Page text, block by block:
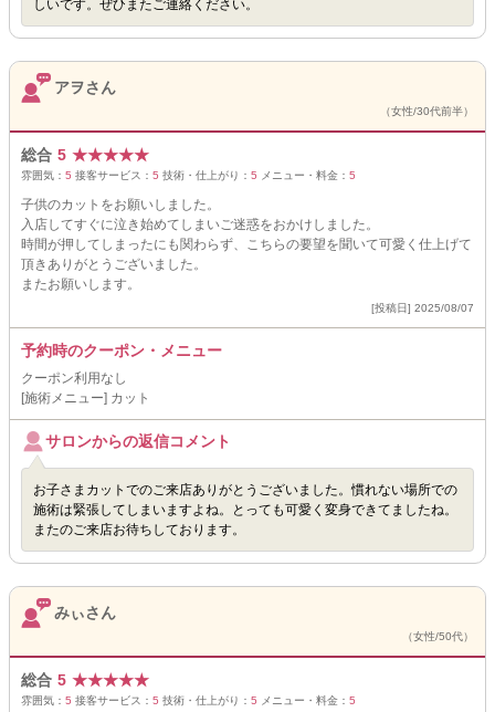
しいです。ぜひまたご連絡ください。
アヲさん
（女性/30代前半）
総合 5 ★★★★★
雰囲気： 5 接客サービス： 5 技術・仕上がり： 5 メニュー・料金： 5
子供のカットをお願いしました。
入店してすぐに泣き始めてしまいご迷惑をおかけしました。
時間が押してしまったにも関わらず、こちらの要望を聞いて可愛く仕上げて
頂きありがとうございました。
またお願いします。
[投稿日] 2025/08/07
予約時のクーポン・メニュー
クーポン利用なし
[施術メニュー] カット
サロンからの返信コメント
お子さまカットでのご来店ありがとうございました。慣れない場所での
施術は緊張してしまいますよね。とっても可愛く変身できてましたね。
またのご来店お待ちしております。
みぃさん
（女性/50代）
総合 5 ★★★★★
雰囲気： 5 接客サービス： 5 技術・仕上がり： 5 メニュー・料金： 5